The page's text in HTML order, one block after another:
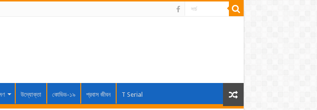
উদ্যোক্তা কোভিড-১৯ প্রবাস জীবন T Serial